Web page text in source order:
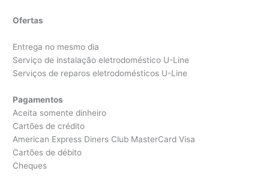
Ofertas
Entrega no mesmo dia
Serviço de instalação eletrodoméstico U-Line
Serviços de reparos eletrodomésticos U-Line
Pagamentos
Aceita somente dinheiro
Cartões de crédito
American Express Diners Club MasterCard Visa
Cartões de débito
Cheques